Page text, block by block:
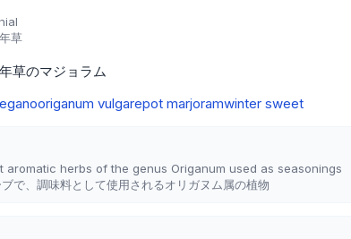
草
草のマジョラム
origanum vulgarepot marjoramwinter sweet
aromatic herbs of the genus Origanum used as seasonings
で、調味料として使用されるオリガヌム属の植物